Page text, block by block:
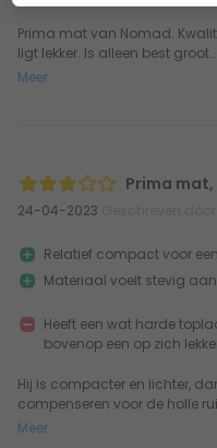
Prima mat van Nomad.
ligt lekker. Is alleen best groot...
Meer
Prima
24-04-2023
Hij is compacter en lichter,
compenseren voor de holle
Meer
Relatief compact voor
Materiaal voelt stevig
Heeft een wat harde
bovenop een op zich